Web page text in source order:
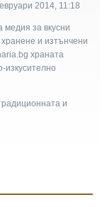
2014, 11:18
медия за вкусни
и изтънчени
храната
изкусително
и